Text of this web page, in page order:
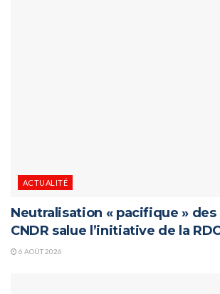
ACTUALITÉ
Neutralisation « pacifique » des
CNDR salue l’initiative de la
6 AOÛT 2026